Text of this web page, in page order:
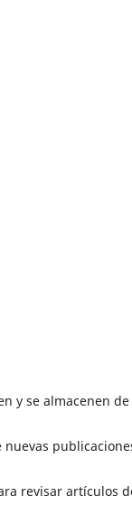
y se almacenen
revisar artículos